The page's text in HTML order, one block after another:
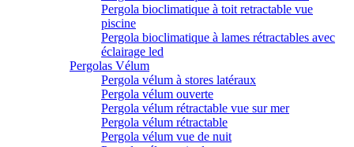
Pergola bioclimatique à toit retractable vue
piscine
Pergola bioclimatique à lames rétractables avec
éclairage led
Pergolas Vélum
Pergola vélum à stores latéraux
Pergola vélum ouverte
Pergola vélum rétractable vue sur mer
Pergola vélum rétractable
Pergola vélum vue de nuit